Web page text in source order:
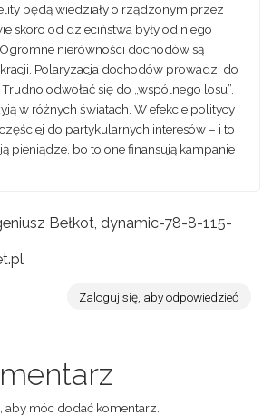
będą wiedziały o rządzonym przez
skoro od dzieciństwa były od niego
nierówności dochodów są
Polaryzacja dochodów prowadzi do
odwołać się do „wspólnego losu”,
w różnych światach. W efekcie politycy
do partykularnych interesów – i to
pieniądze, bo to one finansują kampanie
Bełkot, dynamic-78-8-115-
Zaloguj się, aby odpowiedzieć
, aby móc dodać komentarz.